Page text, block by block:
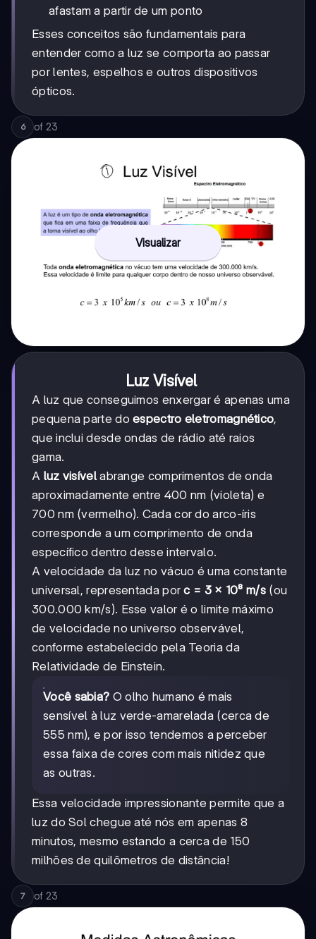
afastam a partir de um ponto
Esses conceitos são fundamentais para
entender como a luz se comporta ao passar
por lentes, espelhos e outros dispositivos
ópticos.
6 of 23
Visualizar
Luz Visível
A luz que conseguimos enxergar é apenas uma
pequena parte doespectro eletromagnético,
que inclui desde ondas de rádio até raios
gama.
A luz visívelabrange comprimentos de onda
aproximadamente entre 400 nm (violeta) e
700 nm (vermelho). Cada cor do arco-íris
corresponde a um comprimento de onda
específico dentro desse intervalo.
A velocidade da luz no vácuo é uma constante
universal, representada porc = 3 × 10⁸ m/s(ou
300.000 km/s). Esse valor é o limite máximo
de velocidade no universo observável,
conforme estabelecido pela Teoria da
Relatividade de Einstein.
Você sabia? O olho humano é mais
sensível à luz verde-amarelada (cerca de
555 nm), e por isso tendemos a perceber
essa faixa de cores com mais nitidez que
as outras.
Essa velocidade impressionante permite que a
luz do Sol chegue até nós em apenas 8
minutos, mesmo estando a cerca de 150
milhões de quilômetros de distância!
7 of 23